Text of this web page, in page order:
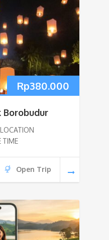
Rp380.000
Borobudur
TIME
Open Trip